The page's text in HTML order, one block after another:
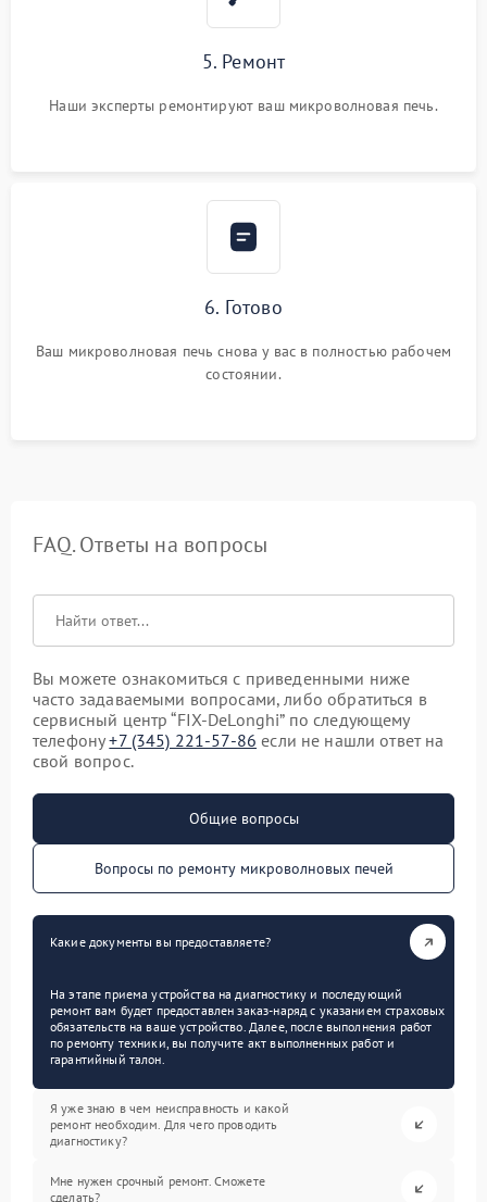
5. Ремонт
Наши эксперты ремонтируют ваш микроволновая печь.
6. Готово
Ваш микроволновая печь снова у вас в полностью рабочем
состоянии.
FAQ. Ответы на вопросы
Вы можете ознакомиться с приведенными ниже
часто задаваемыми вопросами, либо обратиться в
сервисный центр “FIX-DeLonghi” по следующему
телефону+7 (345) 221-57-86 если не нашли ответ на
свой вопрос.
Общие вопросы
Вопросы по ремонту микроволновых печей
Какие документы вы предоставляете?
На этапе приема устройства на диагностику и последующий
ремонт вам будет предоставлен заказ-наряд с указанием страховых
обязательств на ваше устройство. Далее, после выполнения работ
по ремонту техники, вы получите акт выполненных работ и
гарантийный талон.
Я уже знаю в чем неисправность и какой
ремонт необходим. Для чего проводить
диагностику?
Мне нужен срочный ремонт. Сможете
сделать?